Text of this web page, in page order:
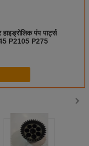
पंप पार्ट्स
P2105 P275